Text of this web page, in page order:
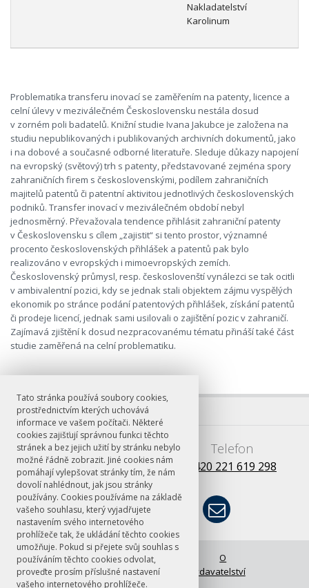
Tato stránka používá soubory cookies,
prostřednictvím kterých uchovává
informace ve vašem počítači. Některé
cookies zajišťují správnou funkci těchto
stránek a bez jejich užití by stránku nebylo
možné řádně zobrazit. Jiné cookies nám
pomáhají vylepšovat stránky tím, že nám
dovolí nahlédnout, jak jsou stránky
používány. Cookies používáme na základě
vašeho souhlasu, který vyjadřujete
nastavením svého internetového
prohlížeče tak, že ukládání těchto cookies
umožňuje. Pokud si přejete svůj souhlas s
používáním těchto cookies odvolat,
proveďte prosím příslušné nastavení
vašeho internetového prohlížeče.
Nakladatelství
Karolinum
Problematika transferu inovací se zaměřením na patenty, licence a
celní úlevy v meziválečném Československu nestála dosud
v zorném poli badatelů. Knižní studie Ivana Jakubce je založena na
studiu nepublikovaných i publikovaných archivních dokumentů, jako
i na dobové a současné odborné literatuře. Sleduje důkazy napojení
na evropský (světový) trh s patenty, představované zejména spory
zahraničních firem s československými, podílem zahraničních
majitelů patentů či patentní aktivitou jednotlivých československých
podniků. Transfer inovací v meziválečném období nebyl
jednosměrný. Převažovala tendence přihlásit zahraniční patenty
v Československu s cílem „zajistit“ si tento prostor, významné
procento československých přihlášek a patentů pak bylo
realizováno v evropských i mimoevropských zemích.
Československý průmysl, resp. českoslovenští vynálezci se tak ocitli
v ambivalentní pozici, kdy se jednak stali objektem zájmu vyspělých
ekonomik po stránce podání patentových přihlášek, získání patentů
či prodeje licencí, jednak sami usilovali o zajištění pozic v zahraničí.
Zajímavá zjištění k dosud nezpracovanému tématu přináší také část
studie zaměřená na celní problematiku.
E-mail
books@ff.cuni.cz
Telefon
+420 221 619 298
© FF UK 2026 Úvodní stránka
O
vydavatelství